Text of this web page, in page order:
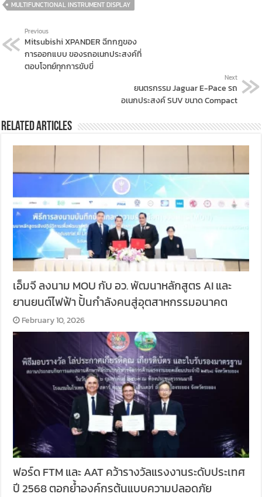
MULTIFUNCTIONAL INSTRUMENT DISPLAY
Previous
Mitsubishi XPANDER ฉีกกฎของ
การออกแบบ ของรถอเนกประสงค์ที่
ตอบโจทย์ทุกการขับขี่
Next
ยนตรกรรม Jaguar E-Pace รถ
อเนกประสงค์ SUV ขนาด Compact
Related Articles
เอ็มจี ลงนาม MOU กับ อว. พัฒนาหลักสูตร AI และ
ยานยนต์ไฟฟ้า ปั้นกำลังคนสู่อุตสาหกรรมอนาคต
February 10, 2026
ฟอร์ด FTM และ AAT คว้ารางวัลแรงงานระดับประเทศ
ปี 2568 ตอกย้ำองค์กรต้นแบบความปลอดภัย